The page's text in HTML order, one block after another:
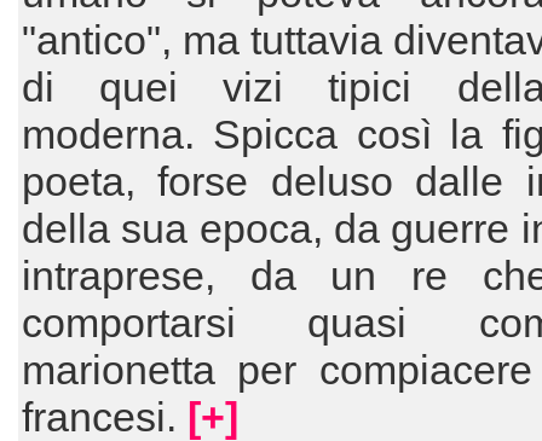
"antico", ma tuttavia
di quei vizi tipici
moderna. Spicca così la
poeta, forse deluso dalle
della sua epoca, da guerre
intraprese, da un re
comportarsi quasi
marionetta per
francesi. [+]